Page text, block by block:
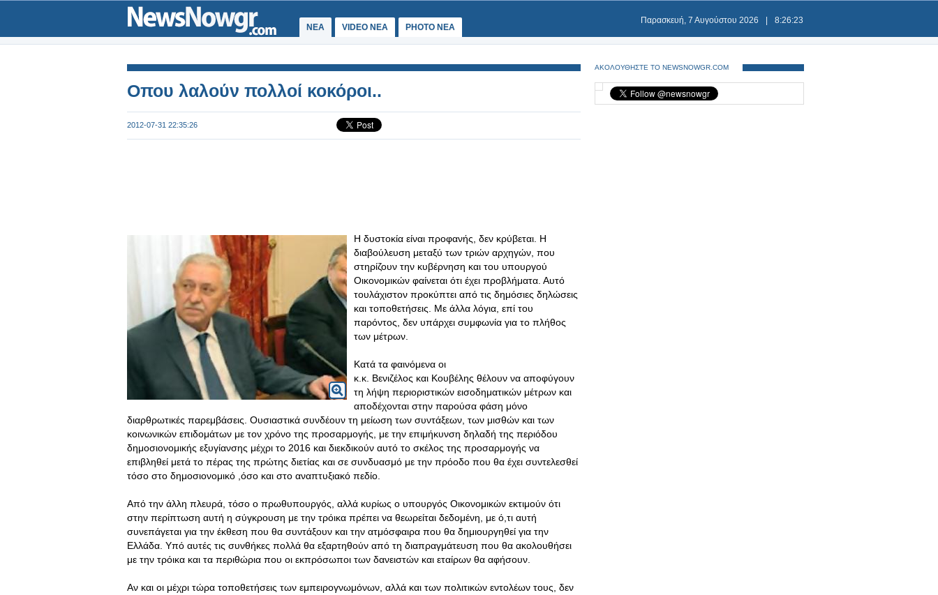
ΝΕΑ VIDEO NEA PHOTO NEA
Παρασκευή, 7 Αυγούστου 2026 8:26:23
Οπου λαλούν πολλοί κοκόροι..
2012-07-31 22:35:26
Η δυστοκία είναι προφανής, δεν κρύβεται. Η
διαβούλευση μεταξύ των τριών αρχηγών, που
στηρίζουν την κυβέρνηση και του υπουργού
Οικονομικών φαίνεται ότι έχει προβλήματα. Αυτό
τουλάχιστον προκύπτει από τις δημόσιες δηλώσεις
και τοποθετήσεις. Με άλλα λόγια, επί του
παρόντος, δεν υπάρχει συμφωνία για το πλήθος
των μέτρων.
Κατά τα φαινόμενα οι
κ.κ. Βενιζέλος και Κουβέλης θέλουν να αποφύγουν
τη λήψη περιοριστικών εισοδηματικών μέτρων και
αποδέχονται στην παρούσα φάση μόνο
διαρθρωτικές παρεμβάσεις. Ουσιαστικά συνδέουν τη μείωση των συντάξεων, των μισθών και των
κοινωνικών επιδομάτων με τον χρόνο της προσαρμογής, με την επιμήκυνση δηλαδή της περιόδου
δημοσιονομικής εξυγίανσης μέχρι το 2016 και διεκδικούν αυτό το σκέλος της προσαρμογής να
επιβληθεί μετά το πέρας της πρώτης διετίας και σε συνδυασμό με την πρόοδο που θα έχει συντελεσθεί
τόσο στο δημοσιονομικό ,όσο και στο αναπτυξιακό πεδίο.
Από την άλλη πλευρά, τόσο ο πρωθυπουργός, αλλά κυρίως ο υπουργός Οικονομικών εκτιμούν ότι
στην περίπτωση αυτή η σύγκρουση με την τρόικα πρέπει να θεωρείται δεδομένη, με ό,τι αυτή
συνεπάγεται για την έκθεση που θα συντάξουν και την ατμόσφαιρα που θα δημιουργηθεί για την
Ελλάδα. Υπό αυτές τις συνθήκες πολλά θα εξαρτηθούν από τη διαπραγμάτευση που θα ακολουθήσει
με την τρόικα και τα περιθώρια που οι εκπρόσωποι των δανειστών και εταίρων θα αφήσουν.
Αν και οι μέχρι τώρα τοποθετήσεις των εμπειρογνωμόνων, αλλά και των πολιτικών εντολέων τους, δεν
ΑΚΟΛΟΥΘΗΣΤΕ ΤΟ NEWSNOWGR.COM